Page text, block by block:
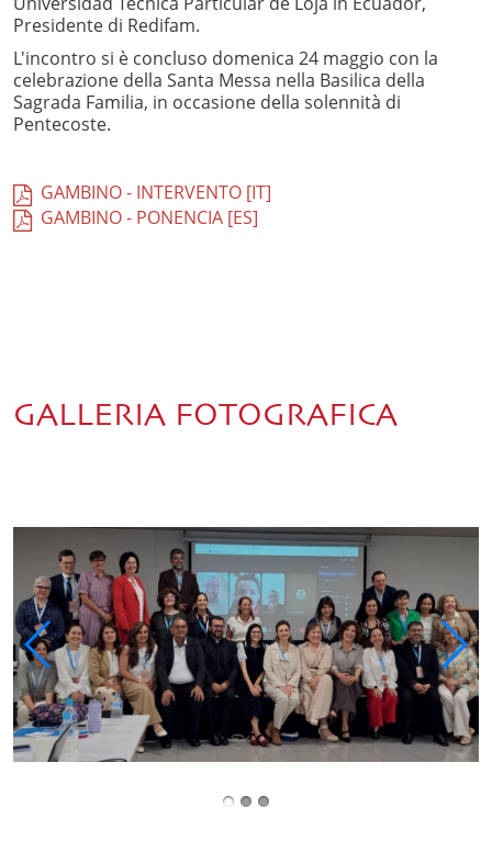
Presidente di Redifam.
L'incontro si è concluso domenica 24 maggio con la
celebrazione della Santa Messa nella Basilica della
Sagrada Familia, in occasione della solennità di
Pentecoste.
GAMBINO - INTERVENTO [IT]
GAMBINO - PONENCIA [ES]
GALLERIA FOTOGRAFICA